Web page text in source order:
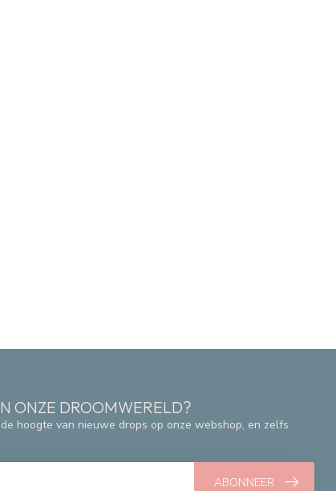
ONZE DROOMWERELD?
hoogte van nieuwe drops op onze webshop, en zelfs
ABONNEER